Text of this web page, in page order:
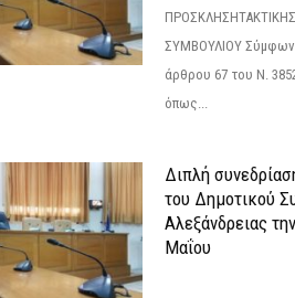
ΣΥΜΒΟΥΛΙΟΥ
άρθρου 67 του Ν.
όπως...
Διπλή
του Δημοτικού
Αλεξάνδρειας
Μαΐου